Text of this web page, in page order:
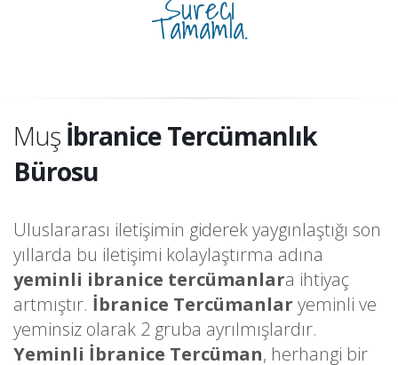
Tamamla.
Muş İbranice Tercümanlık
Bürosu
Uluslararası iletişimin giderek yaygınlaştığı son
yıllarda bu iletişimi kolaylaştırma adına
yeminli ibranice tercümanlara ihtiyaç
artmıştır. İbranice Tercümanlar yeminli ve
yeminsiz olarak 2 gruba ayrılmışlardır.
Yeminli İbranice Tercüman, herhangi bir